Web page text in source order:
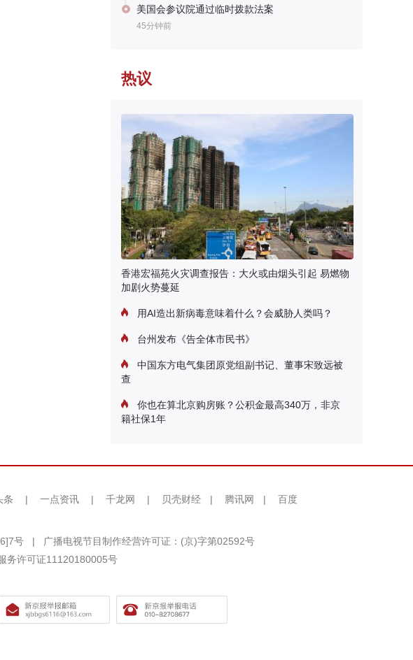
美国会参议院通过临时拨款法案
45分钟前
热议
香港宏福苑火灾调查报告：大火或由烟头引起 易燃物
加剧火势蔓延
用AI造出新病毒意味着什么？会威胁人类吗？
台州发布《告全体市民书》
中国东方电气集团原党组副书记、董事宋致远被
查
你也在算北京购房账？公积金最高340万，非京
籍社保1年
条 | 一点资讯 | 千龙网 | 贝壳财经 | 腾讯网 | 百度
号 |
广播电视节目制作经营许可证：(京)字第02592号
务许可证11120180005号